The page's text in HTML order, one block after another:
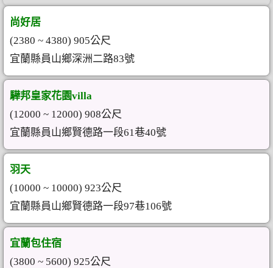
尚好居
(2380 ~ 4380) 905公尺
宜蘭縣員山鄉深洲二路83號
驊邦皇家花園villa
(12000 ~ 12000) 908公尺
宜蘭縣員山鄉賢德路一段61巷40號
羽天
(10000 ~ 10000) 923公尺
宜蘭縣員山鄉賢德路一段97巷106號
宜蘭包住宿
(3800 ~ 5600) 925公尺